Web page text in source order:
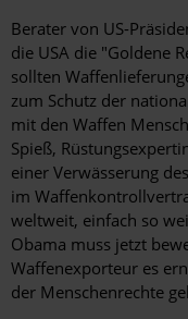
Berater von US-
die USA die "Goldene
sollten
zum Schutz der
mit den Waffen
Spieß,
einer Verwässerung
im
weltweit, einfach so
Obama muss jetzt
Waffenexporteur es
der Menschenrechte